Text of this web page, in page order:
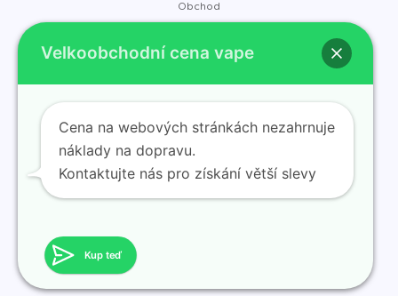
Obchod
Kontakt
Blog
Poháněno ramvape Získejte slevu na hromadný nákup vape.
Kup teď
Velkoobchodní cena vape
Cena na webových stránkách nezahrnuje
náklady na dopravu.
Kontaktujte nás pro získání větší slevy